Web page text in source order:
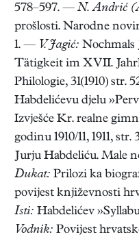
578–597. — N. Andrić
prošlosti. Narodne
1. — V. Jagić: Nochmals
Tätigkeit im XVII.
Philologie, 31(1910) str.
Habdelićevu djelu
Izvješće Kr. realne
godinu 1910/11, 1911,
Jurju Habdeliću. Male
Dukat: Prilozi ka
povijest književnosti
Isti: Habdelićev
Vodnik: Povijest